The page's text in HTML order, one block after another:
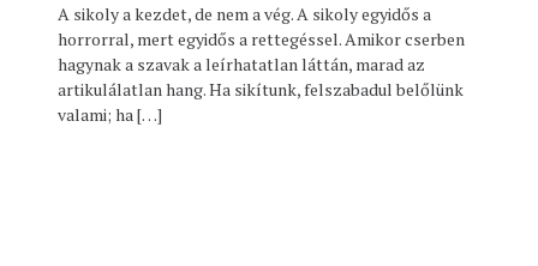
A sikoly a kezdet, de nem a vég. A sikoly egyidős a
horrorral, mert egyidős a rettegéssel. Amikor cserben
hagynak a szavak a leírhatatlan láttán, marad az
artikulálatlan hang. Ha sikítunk, felszabadul belőlünk
valami; ha […]